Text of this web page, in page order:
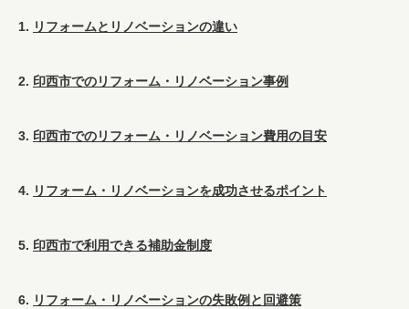
1. リフォームとリノベーションの違い
2. 印西市でのリフォーム・リノベーション事例
3. 印西市でのリフォーム・リノベーション費用の目安
4. リフォーム・リノベーションを成功させるポイント
5. 印西市で利用できる補助金制度
6. リフォーム・リノベーションの失敗例と回避策